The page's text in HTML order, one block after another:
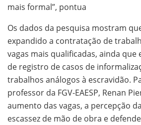
mais formal”, pontua
Os dados da pesquisa mostram
expandido a contratação de
vagas mais qualificadas, ainda que
de registro de casos de
trabalhos análogos à escravidão.
professor da FGV-EAESP, Renan
aumento das vagas, a percepção
escassez de mão de obra e